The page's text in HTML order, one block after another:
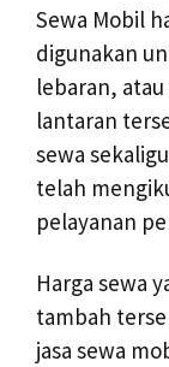
Sewa Mobil
digunakan
lebaran,
lantaran
sewa
telah
pelayanan
Harga sewa
tambah
jasa sewa